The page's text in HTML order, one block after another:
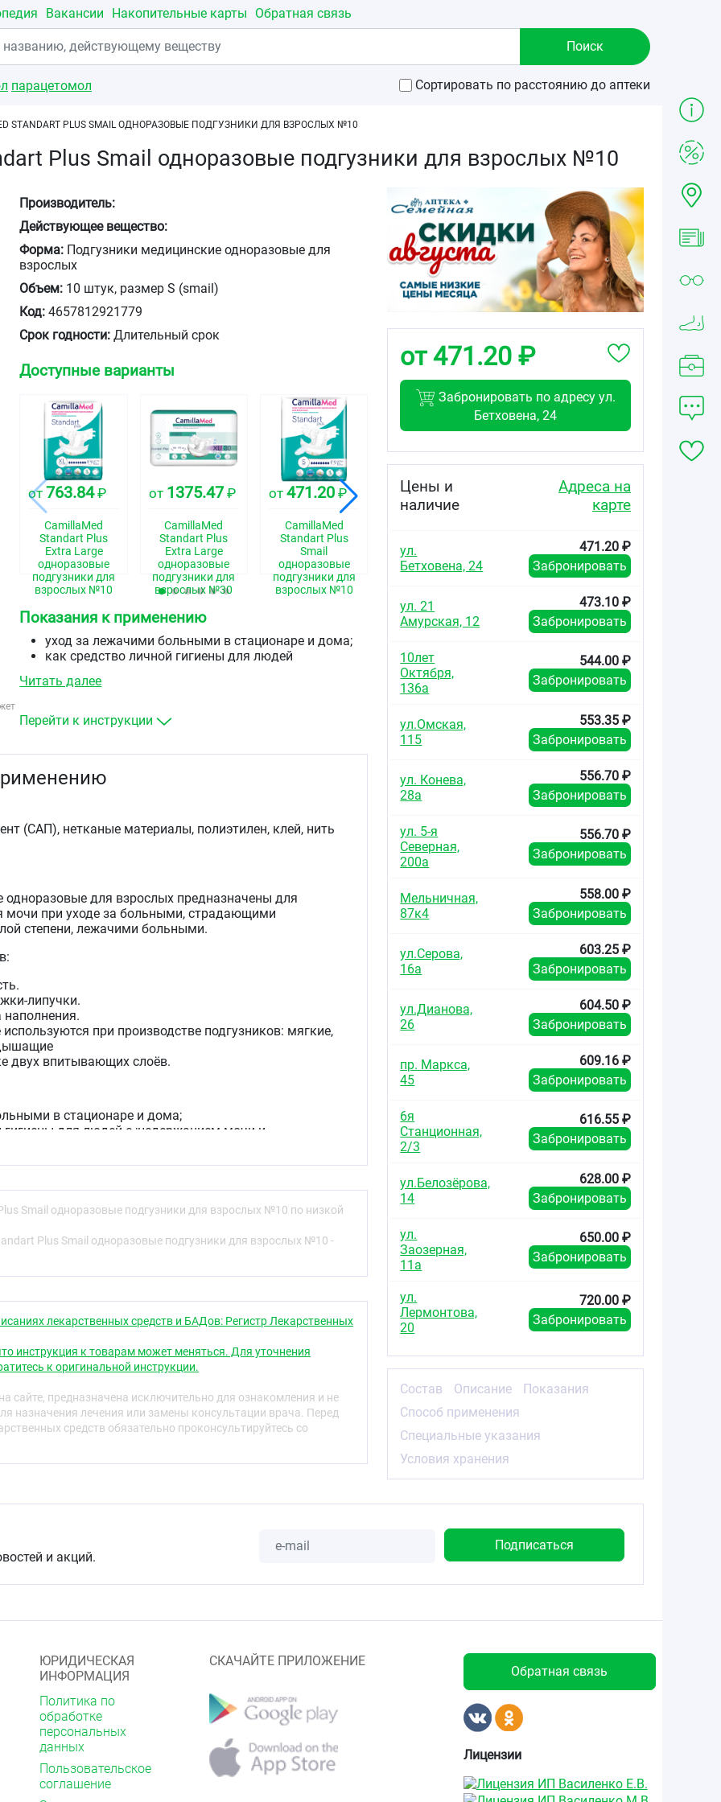
Вакансии Накопительные карты Обратная связь
парацетомол Сортировать по расстоянию до аптеки
STANDART PLUS SMAIL ОДНОРАЗОВЫЕ ПОДГУЗНИКИ ДЛЯ ВЗРОСЛЫХ №10
Plus Smail одноразовые подгузники для взрослых №10
Производитель:
Действующее вещество:
Форма: Подгузники медицинские одноразовые для
взрослых
Объем: 10 штук, размер S (smail)
Код: 4657812921779
Срок годности: Длительный срок
Доступные варианты
от763.84₽
CamillaMed
Standart Plus
Extra Large
одноразовые
подгузники для
взрослых №10
от 1375.47₽
CamillaMed
Standart Plus
Extra Large
одноразовые
подгузники для
взрослых №30
от471.20 ₽
CamillaMed
Standart Plus
Smail
одноразовые
подгузники для
взрослых №10
от930.93
одноразовые
1303.86₽
Standart Plus
Large
одноразовые
подгузники для
от
Показания к применению
уход за лежачими больными в стационаре и дома;
как средство личной гигиены для людей
мочеиспусканием.
Читать далее
Перейти к инструкции
(САП), нетканые материалы, полиэтилен, клей, нить
одноразовые для взрослых предназначены для
мочи при уходе за больными, страдающими
степени, лежачими больными.
липучки.
при производстве подгузников: мягкие,
двух впитывающих слоёв.
в стационаре и дома;
гигиены для людей с ;недержанием мочи и
мочеиспусканием.
надеть впитывающим слоем вверх, зафиксировать
заднюю и переднюю части подгузника.
из упаковки;
расстелить изделие впитывающем слоем вверх;
перевернуть его набок;
на человеке и зафиксировать каждую сторону
застёжек-липучек.
сверните и выбросьте в мусорное ведро. Не
изделие в унитаз.
Smail одноразовые подгузники для взрослых №10 по низкой
Plus Smail одноразовые подгузники для взрослых №10 -
лекарственных средств и БАДов: Регистр Лекарственных
инструкция к товарам может меняться. Для уточнения
к оригинальной инструкции.
сайте, предназначена исключительно для ознакомления и не
назначения лечения или замены консультации врача. Перед
средств обязательно проконсультируйтесь со
от 471.20 ₽
Забронировать по адресу ул.
Бетховена, 24
Цены и
наличие
Адреса на
карте
ул.
Бетховена, 24
471.20 ₽
Забронировать
ул. 21
Амурская, 12
473.10 ₽
Забронировать
10лет
Октября,
136а
544.00 ₽
Забронировать
ул.Омская,
115
553.35 ₽
Забронировать
ул. Конева,
28а
556.70 ₽
Забронировать
ул. 5-я
Северная,
200а
556.70 ₽
Забронировать
Мельничная,
87к4
558.00 ₽
Забронировать
ул.Серова,
16а
603.25 ₽
Забронировать
ул.Дианова,
26
604.50 ₽
Забронировать
пр. Маркса,
45
609.16 ₽
Забронировать
6я
Станционная,
2/3
616.55 ₽
Забронировать
ул.Белозёрова,
14
628.00 ₽
Забронировать
ул.
Заозерная,
11а
650.00 ₽
Забронировать
ул.
Лермонтова,
20
720.00 ₽
Забронировать
Состав Описание
Показания
Способ применения
Специальные указания
Условия хранения
и акций.
ЮРИДИЧЕСКАЯ
ИНФОРМАЦИЯ
Политика по
обработке
персональных
данных
Пользовательское
соглашение
СКАЧАЙТЕ ПРИЛОЖЕНИЕ
Обратная связь
Лицензии